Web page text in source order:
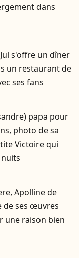
dans
s'offre un dîner
un restaurant de
ses fans
papa pour
photo de sa
Victoire qui
Apolline de
de ses œuvres
une raison bien